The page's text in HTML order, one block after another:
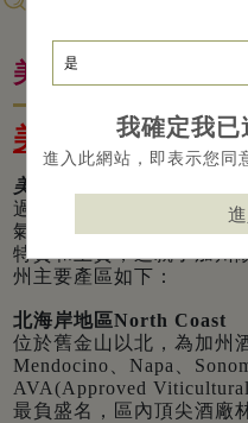
我確定我
進入此網站，即表示您同
美國產區介紹
美國產區簡介
美國
幅員廣大，但是葡萄
過75%的葡萄酒產量都來
氣候影響，乾燥而溫暖，
特質和土質，造就了加州
州主要產區如下：
北海岸地區North Coast
位於舊金山以北，為加州
Mendocino、Napa、
AVA(Approved
最負盛名，區內頂尖酒廠